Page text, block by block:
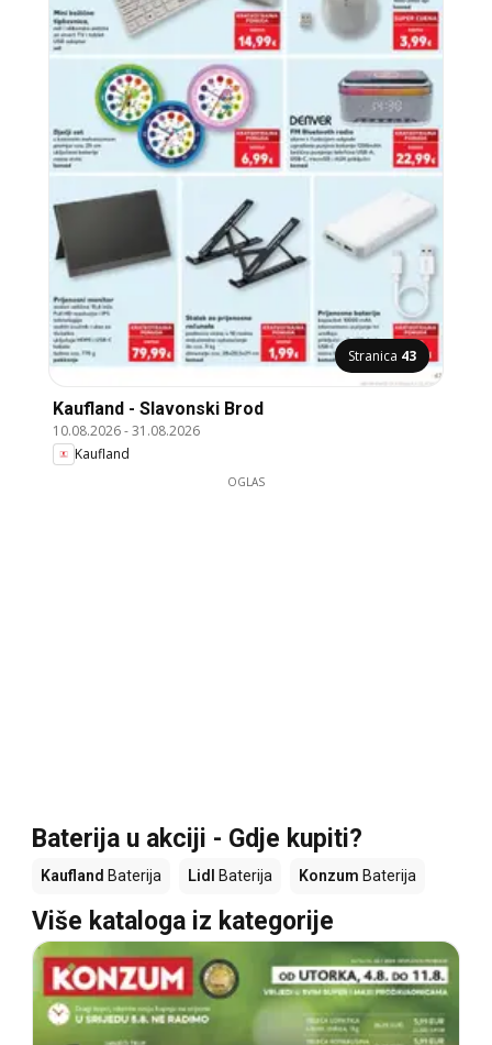
Stranica 43
Kaufland - Slavonski Brod
10.08.2026-31.08.2026
Kaufland
OGLAS
Baterija u akciji - Gdje kupiti?
Kaufland Baterija Lidl Baterija Konzum Baterija
Više kataloga iz kategorije